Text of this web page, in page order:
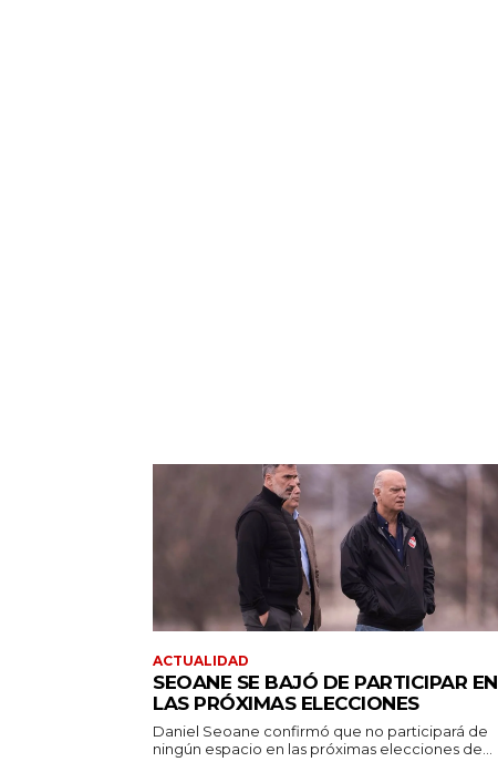
ACTUALIDAD
SEOANE SE BAJÓ DE PARTICIPAR EN
LAS PRÓXIMAS ELECCIONES
Daniel Seoane confirmó que no participará de
ningún espacio en las próximas elecciones de...